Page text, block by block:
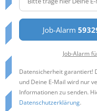
Job-Alarm
Job-Alarm
Datensicherheit garantiert!
und Deine E-Mail wird nur
Informationen zu senden.
Datenschutzerklärung.